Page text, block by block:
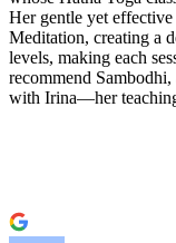
Her gentle yet effective
Meditation, creating a
levels, making each
recommend
with Irina—her